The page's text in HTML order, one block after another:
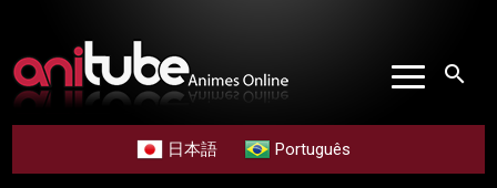
search
日本語 Português